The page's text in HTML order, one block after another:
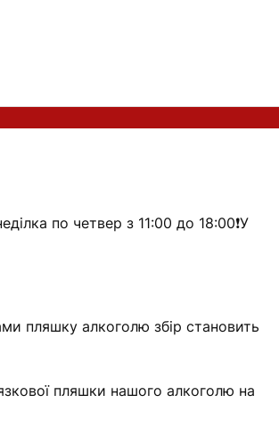
по четвер з 11:00 до 18:00❗️У
пляшку алкоголю збір становить
пляшки нашого алкоголю на